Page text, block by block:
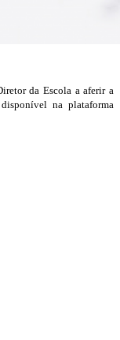
da Escola a aferir a
na plataforma